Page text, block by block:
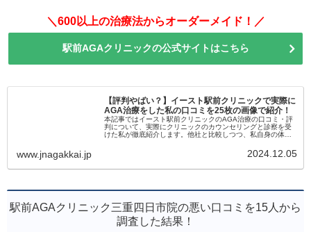
＼600以上の治療法からオーダーメイド！／
駅前AGAクリニックの公式サイトはこちら
【評判やばい？】イースト駅前クリニックで実際に
AGA治療をした私の口コミを25枚の画像で紹介！
本記事ではイースト駅前クリニックのAGA治療の口コミ・評
判について、実際にクリニックのカウンセリングと診察を受
けた私が徹底紹介します。他社と比較しつつ、私自身の体験
www.jnagakkai.jp 2024.12.05
駅前AGAクリニック三重四日市院の悪い口コミを15人から
調査した結果！